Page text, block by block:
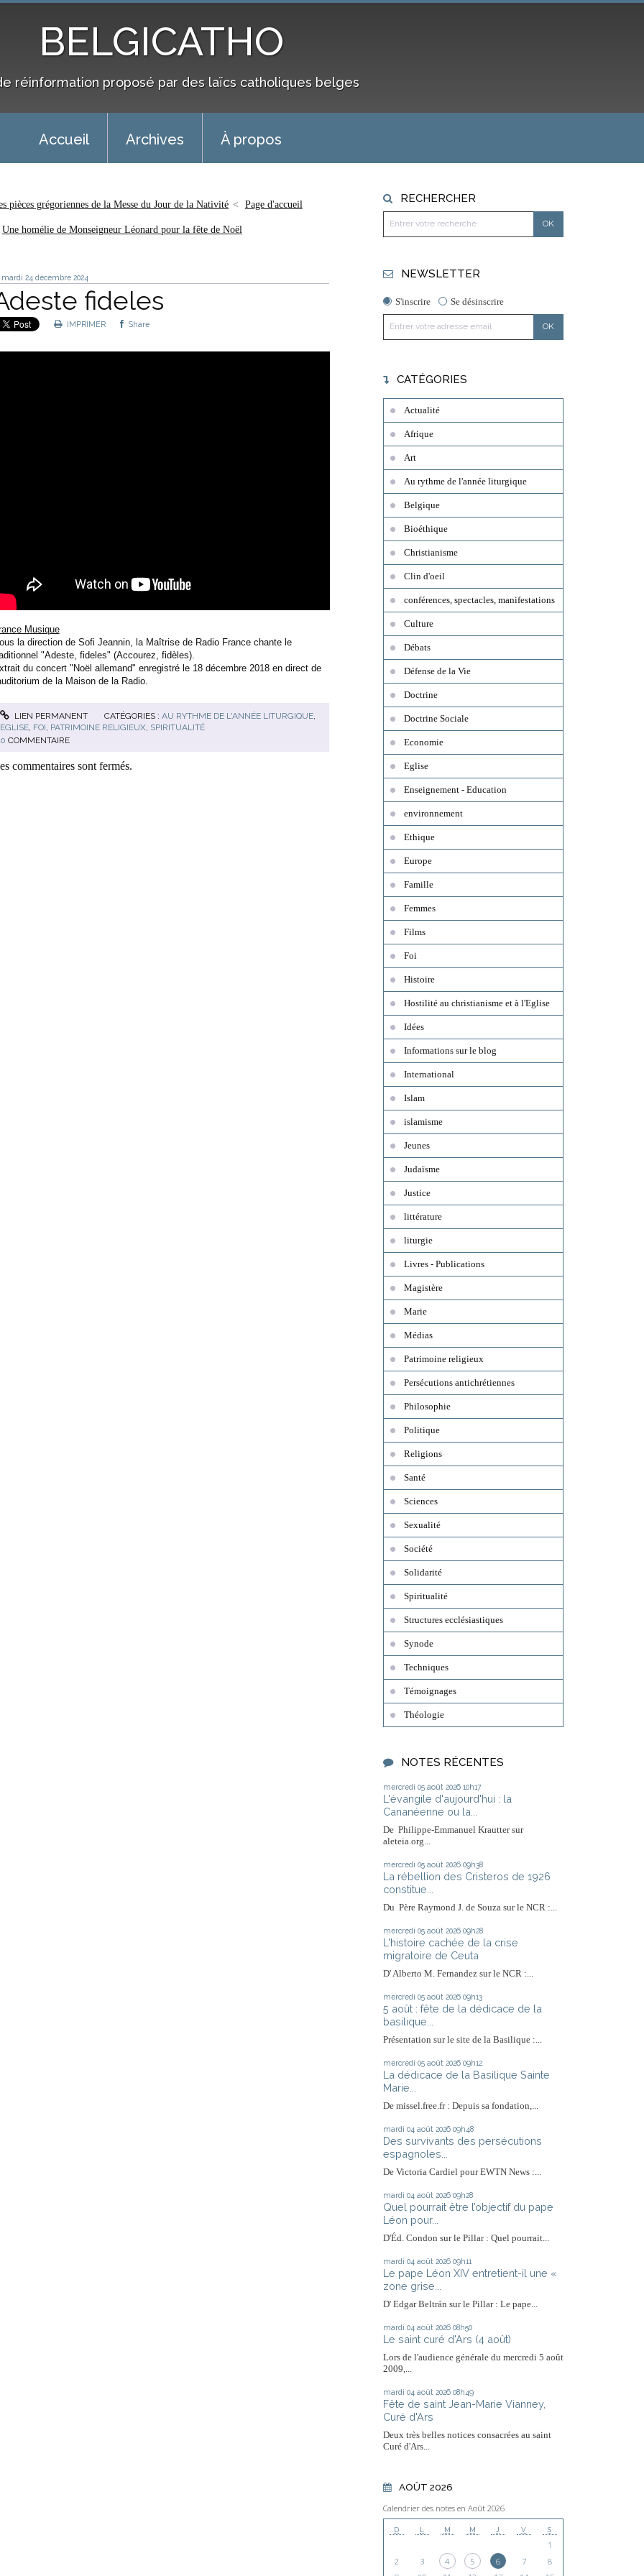
BELGICATHO
réinformation proposé par des laïcs catholiques belges
Accueil Archives À propos
pièces grégoriennes de la Messe du Jour de la Nativité Page d'accueil
Une homélie de Monseigneur Léonard pour la fête de Noël
mardi 24 décembre 2024
fideles
IMPRIMER Share
Musique
la direction de Sofi Jeannin, la Maîtrise de Radio France chante le
"Adeste, fideles" (Accourez, fidèles).
du concert "Noël allemand" enregistré le 18 décembre 2018 en direct de
de la Maison de la Radio.
LIEN PERMANENT CATÉGORIES :AU RYTHME DE L'ANNÉE LITURGIQUE
EGLISE, FOI PATRIMOINE RELIGIEUX, SPIRITUALITÉ
0 COMMENTAIRE
commentaires sont fermés.
RECHERCHER
NEWSLETTER
S'inscrire Se désinscrire
CATÉGORIES
Actualité
Afrique
Art
Au rythme de l'année liturgique
Belgique
Bioéthique
Christianisme
Clin d'oeil
conférences, spectacles, manifestations
Culture
Débats
Défense de la Vie
Doctrine
Doctrine Sociale
Economie
Eglise
Enseignement - Education
environnement
Ethique
Europe
Famille
Femmes
Films
Foi
Histoire
Hostilité au christianisme et à l'Eglise
Idées
Informations sur le blog
International
Islam
islamisme
Jeunes
Judaïsme
Justice
littérature
liturgie
Livres - Publications
Magistère
Marie
Médias
Patrimoine religieux
Persécutions antichrétiennes
Philosophie
Politique
Religions
Santé
Sciences
Sexualité
Société
Solidarité
Spiritualité
Structures ecclésiastiques
Synode
Techniques
Témoignages
Théologie
NOTES RÉCENTES
mercredi 05 août 2026 10h17
L'évangile d'aujourd'hui : la
Cananéenne ou la...
De Philippe-Emmanuel Krautter sur
aleteia.org...
mercredi 05 août 2026 09h38
La rébellion des Cristeros de 1926
constitue...
Du Père Raymond J. de Souza sur le NCR :...
mercredi 05 août 2026 09h28
L'histoire cachée de la crise
migratoire de Ceuta
D' Alberto M. Fernandez sur le NCR :...
mercredi 05 août 2026 09h13
5 août : fête de la dédicace de la
basilique...
Présentation sur le site de la Basilique :...
mercredi 05 août 2026 09h12
La dédicace de la Basilique Sainte
Marie...
De missel.free.fr : Depuis sa fondation,...
mardi 04 août 2026 09h48
Des survivants des persécutions
espagnoles...
De Victoria Cardiel pour EWTN News :...
mardi 04 août 2026 09h28
Quel pourrait être l’objectif du pape
Léon pour...
D'Éd. Condon sur le Pillar : Quel pourrait...
mardi 04 août 2026 09h11
Le pape Léon XIV entretient-il une «
zone grise...
D' Edgar Beltrán sur le Pillar : Le pape...
mardi 04 août 2026 08h50
Le saint curé d'Ars (4 août)
Lors de l'audience générale du mercredi 5 août
2009,...
mardi 04 août 2026 08h49
Fête de saint Jean-Marie Vianney,
Curé d'Ars
Deux très belles notices consacrées au saint
Curé d'Ars...
AOÛT 2026
Calendrier des notes en Août 2026
D L M M J V S
1
2
3 4 5 6 7
8